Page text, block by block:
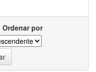
Ordenar por